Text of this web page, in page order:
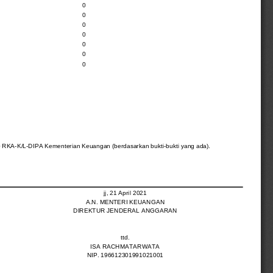
0
0
0
0
0
0
0
K/L-DIPA Kementerian Keuangan (berdasarkan bukti-bukti yang ada).
ISA RACHMATARWATA
jj, 21 April 2021
A.N. MENTERI KEUANGAN
DIREKTUR JENDERAL ANGGARAN
NIP. 196612301991021001
ttd.